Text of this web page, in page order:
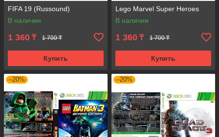
FIFA 19 (Russound)
В наличии
1 360 ₸ 1 700 ₸
Купить
Lego Marvel Super Heroes
В наличии
1 360 ₸ 1 700 ₸
Купить
–20% –20%